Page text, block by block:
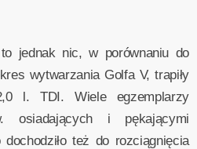
jednak nic, w porównaniu do
wytwarzania Golfa V, trapiły
l. TDI. Wiele egzemplarzy
osiadających i pękającymi
też do rozciągnięcia